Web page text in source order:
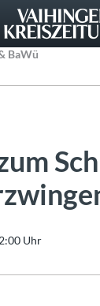
BaWü
Uhr